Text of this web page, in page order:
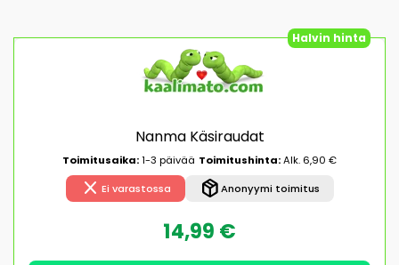
Halvin hinta
Nanma Käsiraudat
Toimitusaika:1-3 päivää Toimitushinta:Alk. 6,90 €
close Ei varastossa package_2Anonyymi toimitus
14,99 €